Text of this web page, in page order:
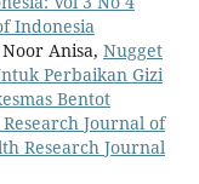
Indonesia
Anisa, Nugget
Perbaikan Gizi
Bentot
Journal of
Research Journal